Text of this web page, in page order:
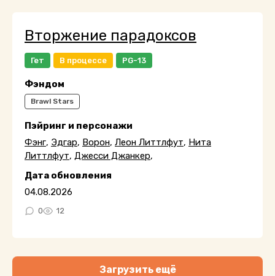
Вторжение парадоксов
Гет В процессе PG-13
Фэндом
Brawl Stars
Пэйринг и персонажи
Фэнг, Эдгар, Ворон, Леон Литтлфут, Нита
Литтлфут, Джесси Джанкер,
Дата обновления
04.08.2026
0 12
Загрузить ещё